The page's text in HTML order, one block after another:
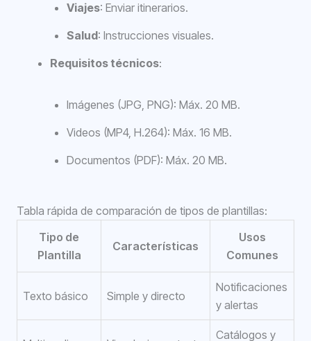
Viajes: Enviar itinerarios.
Salud: Instrucciones visuales.
Requisitos técnicos:
Imágenes (JPG, PNG): Máx. 20 MB.
Videos (MP4, H.264): Máx. 16 MB.
Documentos (PDF): Máx. 20 MB.
Tabla rápida de comparación de tipos de plantillas:
Tipo de
Plantilla
Características
Usos
Comunes
Texto básico Simple y directo
Notificaciones
y alertas
Catálogos y